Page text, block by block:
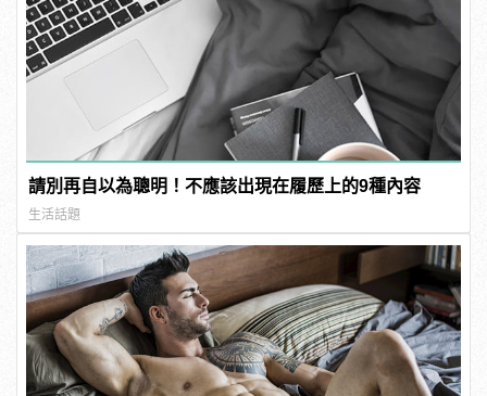
請別再自以為聰明！不應該出現在履歷上的9種內容
生活話題